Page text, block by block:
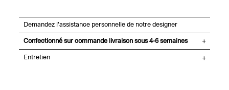
Demandez l'assistance personnelle de notre designer
Confectionné sur commande livraison sous 4-6 semaines
Entretien